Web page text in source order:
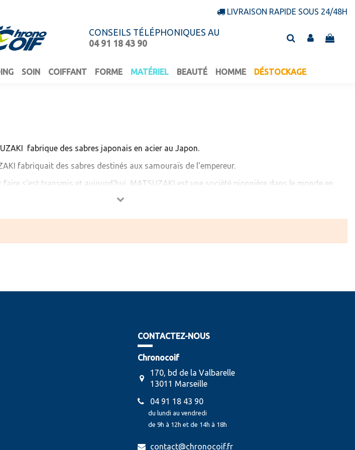
LIVRAISON RAPIDE SOUS 24/48H
CONSEILS TÉLÉPHONIQUES AU
04 91 18 43 90
SOIN COIFFANT FORME MATÉRIEL BEAUTÉ HOMME DÉSTOCKAGE
fabrique des sabres japonais en acierau Japon.
fabriquait des sabres destinés aux samouraïs de l'empereur.
faire s'est transmis et aujourd'hui, MATSUZAKI est une société pionnière dans le monde en
CONTACTEZ-NOUS
Chronocoif
170, bd de la Valbarelle
13011 Marseille
04 91 18 43 90
du lundi au vendredi
de 9h à 12h et de 14h à 18h
contact@chronocoif.fr